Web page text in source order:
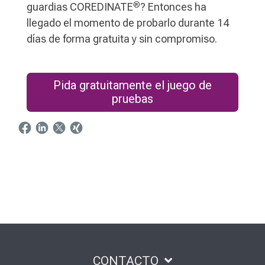
guardias COREDINATE®? Entonces ha
llegado el momento de probarlo durante 14
días de forma gratuita y sin compromiso.
Pida gratuitamente el juego de
pruebas
CONTACTO